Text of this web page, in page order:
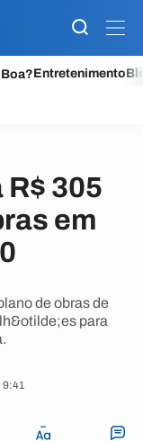
Entretenimento
305
em
de obras de
para
9:41